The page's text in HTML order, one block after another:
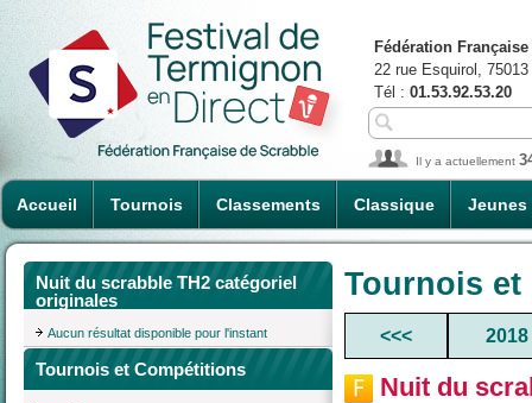
Accueil Tournois Classements Classique Jeunes
Fédération
22 rue Esquirol,
Tél : 01.53.92.53.20
Il y a actuellement
Nuit du scrabble TH2 catégoriel
originales
Aucun résultat disponible pour l'instant
Tournois et Compétitions
Tournois
<<< 2018
Nuit du